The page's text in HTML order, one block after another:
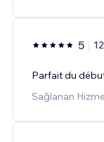
5
Parfait du
Sağlanan